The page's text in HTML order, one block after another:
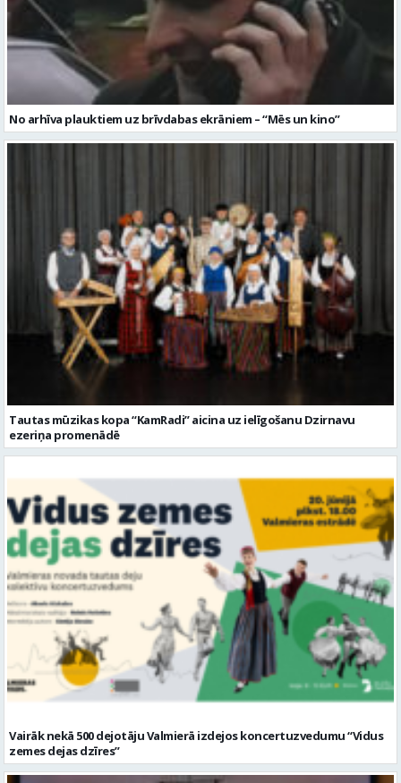
No arhīva plauktiem uz brīvdabas ekrāniem – “Mēs un kino”
Tautas mūzikas kopa “KamRadi” aicina uz ielīgošanu Dzirnavu
ezeriņa promenādē
Vairāk nekā 500 dejotāju Valmierā izdejos koncertuzvedumu “Vidus
zemes dejas dzīres”